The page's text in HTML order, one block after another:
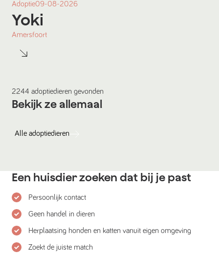
Adoptie09-08-2026
Yoki
Amersfoort
2244 adoptiedieren gevonden
Bekijk ze allemaal
Alle adoptiedieren
Een huisdier zoeken dat bij je past
Persoonlijk contact
Geen handel in dieren
Herplaatsing honden en katten vanuit eigen omgeving
Zoekt de juiste match